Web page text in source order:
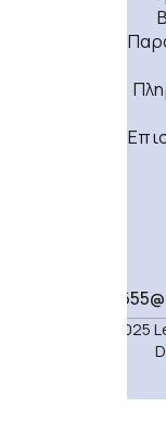
Lexicon © 2025